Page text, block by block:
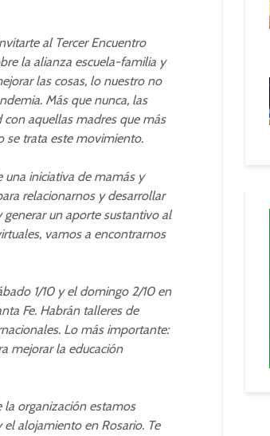
al Tercer Encuentro
la alianza escuela-familia y
las cosas, lo nuestro no
Más que nunca, las
aquellas madres que más
se trata este movimiento.
una iniciativa de mamás y
relacionarnos y desarrollar
un aporte sustantivo al
vamos a encontrarnos
1/10 y el domingo 2/10 en
Fe. Habrán talleres de
Lo más importante:
mejorar la educación
la organización estamos
alojamiento en Rosario. Te